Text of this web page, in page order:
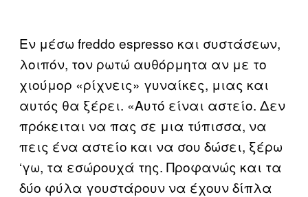
Εν μέσω freddo espresso και συστάσεων,
λοιπόν, τον ρωτώ αυθόρμητα αν με το
χιούμορ «ρίχνεις» γυναίκες, μιας και
αυτός θα ξέρει. «Αυτό είναι αστείο. Δεν
πρόκειται να πας σε μια τύπισσα, να
πεις ένα αστείο και να σου δώσει, ξέρω
‘γω, τα εσώρουχά της. Προφανώς και τα
δύο φύλα γουστάρουν να έχουν δίπλα